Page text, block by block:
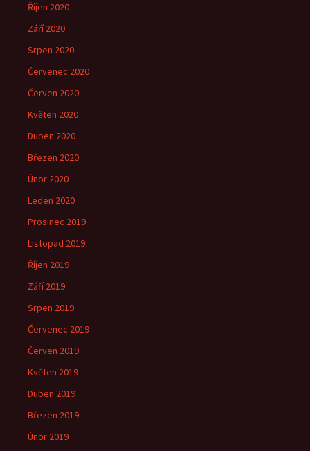
Říjen 2020
Září 2020
Srpen 2020
Červenec 2020
Červen 2020
Květen 2020
Duben 2020
Březen 2020
Únor 2020
Leden 2020
Prosinec 2019
Listopad 2019
Říjen 2019
Září 2019
Srpen 2019
Červenec 2019
Červen 2019
Květen 2019
Duben 2019
Březen 2019
Únor 2019